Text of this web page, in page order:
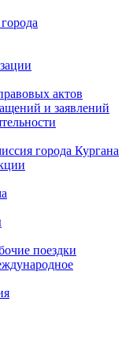
актов
и заявлений
города Кургана
поездки